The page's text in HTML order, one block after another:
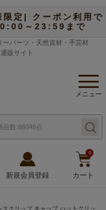
定| クーポン利用で
～23:59まで
ーパーツ・天然資材・手芸材
販サイト
メニュー
新規会員登録
0
カート
スクリップ キャップ ハットクリッ